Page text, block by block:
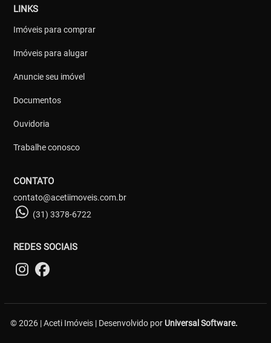
LINKS
Imóveis para comprar
Imóveis para alugar
Anuncie seu imóvel
Documentos
Ouvidoria
Trabalhe conosco
CONTATO
contato@acetiimoveis.com.br
(31) 3378-6722
REDES SOCIAIS
© 2026 | Aceti Imóveis | Desenvolvido por Universal Software.